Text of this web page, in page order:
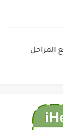
المراحل